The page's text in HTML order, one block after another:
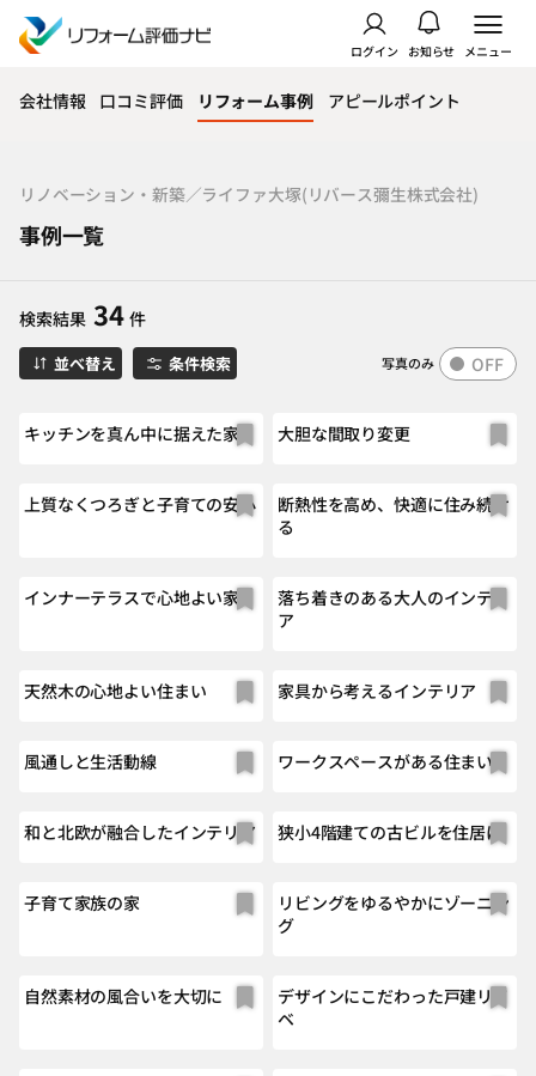
ログイン お知らせ メニュー
会社情報 口コミ評価 リフォーム事例 アピールポイント
リノベーション・新築／ライファ大塚(リバース彌生株式会社)
事例一覧
検索結果 34 件
並べ替え 条件検索 写真のみ OFF
キッチンを真ん中に据えた家 大胆な間取り変更
上質なくつろぎと子育ての安心
断熱性を高め、快適に住み続け
る
インナーテラスで心地よい家
落ち着きのある大人のインテリ
ア
天然木の心地よい住まい 家具から考えるインテリア
風通しと生活動線 ワークスペースがある住まい
和と北欧が融合したインテリア 狭小4階建ての古ビルを住居に
子育て家族の家
リビングをゆるやかにゾーニン
グ
自然素材の風合いを大切に
デザインにこだわった戸建リノ
ベ